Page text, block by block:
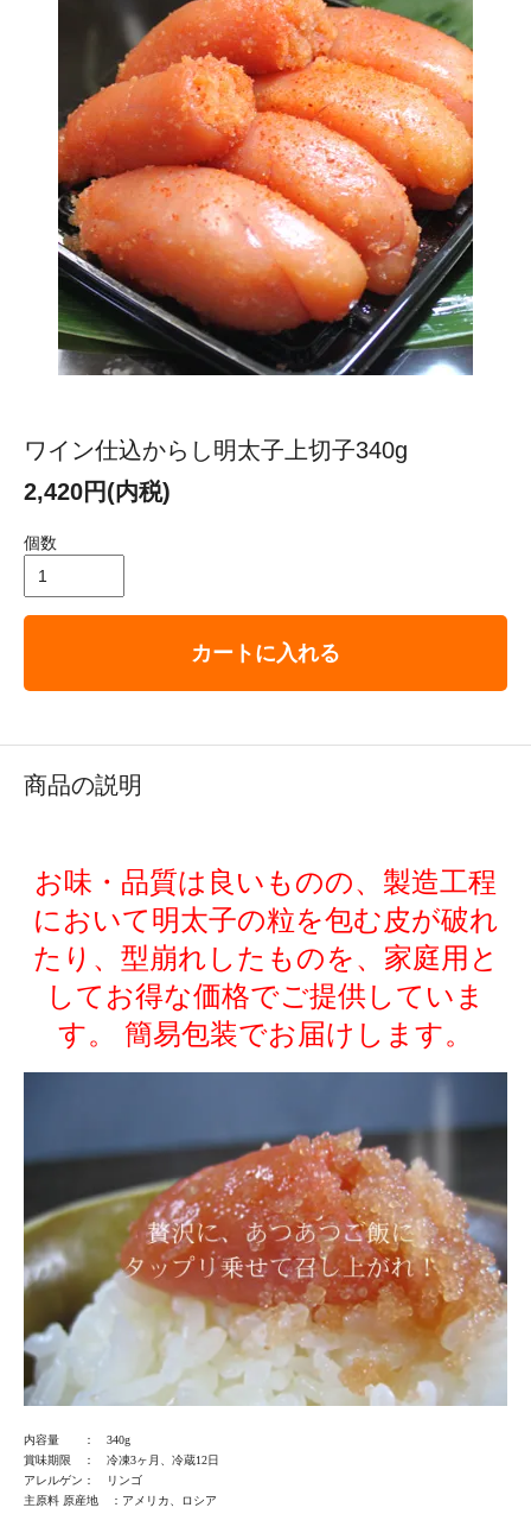
ワイン仕込からし明太子上切子340g
2,420円(内税)
個数
カートに入れる
商品の説明
お味・品質は良いものの、製造工程
において明太子の粒を包む皮が破れ
たり、型崩れしたものを、家庭用と
してお得な価格でご提供していま
す。 簡易包装でお届けします。
内容量
： 340g
賞味期限 ： 冷凍3ヶ月、冷蔵12日
アレルゲン：
リンゴ
主原料 原産地 ：アメリカ、ロシア